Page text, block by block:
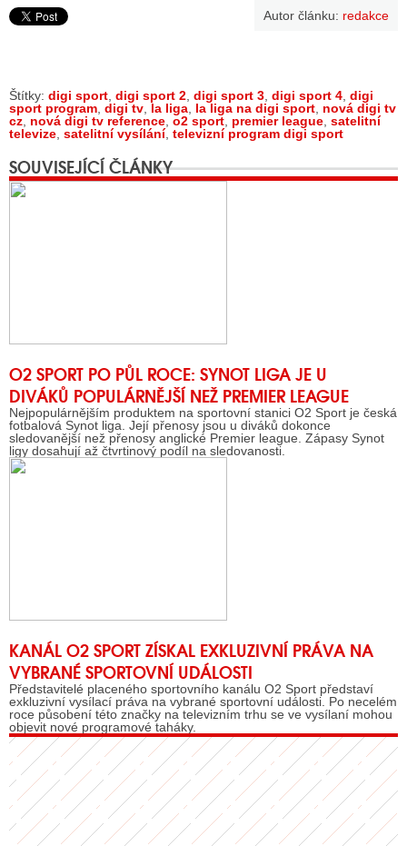
Autor článku: redakce
Štítky: digi sport digi sport 2 digi sport 3 digi sport 4 digi
sport program digi tv la liga la liga na digi sport nová digi tv
cz nová digi tv reference o2 sport premier league satelitní
televize satelitní vysílání, televizní program digi sport
SOUVISEJÍCÍ ČLÁNKY
O2 SPORT PO PŮL ROCE: SYNOT LIGA JE U
DIVÁKŮ POPULÁRNĚJŠÍ NEŽ PREMIER LEAGUE
Nejpopulárnějším produktem na sportovní stanici O2 Sport je česká
fotbalová Synot liga. Její přenosy jsou u diváků dokonce
sledovanější než přenosy anglické Premier league. Zápasy Synot
ligy dosahují až čtvrtinový podíl na sledovanosti.
KANÁL O2 SPORT ZÍSKAL EXKLUZIVNÍ PRÁVA NA
VYBRANÉ SPORTOVNÍ UDÁLOSTI
Představitelé placeného sportovního kanálu O2 Sport představí
exkluzivní vysílací práva na vybrané sportovní události. Po necelém
roce působení této značky na televizním trhu se ve vysílaní mohou
objevit nové programové taháky.